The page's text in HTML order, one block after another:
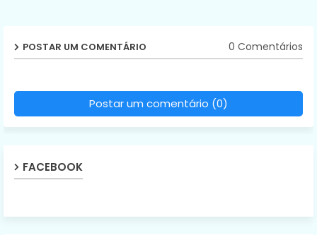
POSTAR UM COMENTÁRIO 0 Comentários
Postar um comentário (0)
FACEBOOK